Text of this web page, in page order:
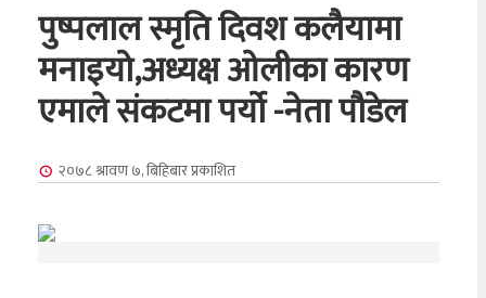
पुष्पलाल स्मृति दिवश कलैयामा
मनाइयो,अध्यक्ष ओलीका कारण
एमाले संकटमा पर्यो -नेता पौडेल
२०७८ श्रावण ७, बिहिबारप्रकाशित